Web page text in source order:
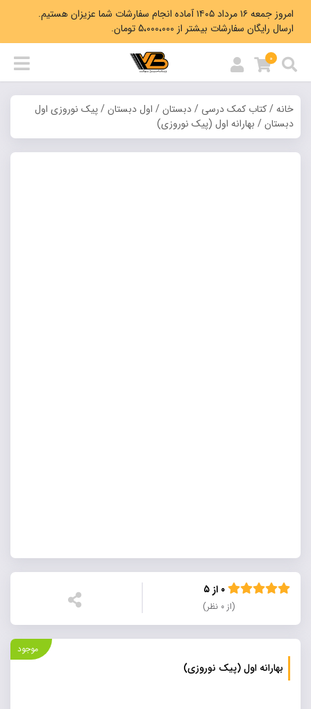
امروز جمعه ۱۶ مرداد ۱۴۰۵ آماده انجام سفارشات شما عزیزان هستیم.
ارسال رایگان سفارشات بیشتر از 5،000،000 تومان.
0
خانه/کتاب کمک درسی /دبستان/ اول دبستان/پیک نوروزی اول
دبستان/ بهارانه اول (پیک نوروزی)
(از ۰ نظر)
بهارانه اول (پیک نوروزی)
موجود